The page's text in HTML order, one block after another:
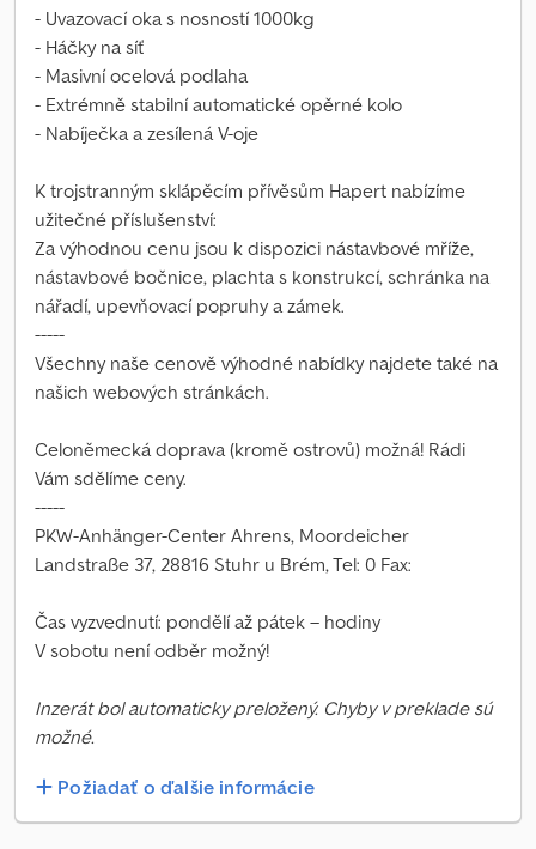
- Uvazovací oka s nosností 1000kg
- Háčky na síť
- Masivní ocelová podlaha
- Extrémně stabilní automatické opěrné kolo
- Nabíječka a zesílená V-oje
K trojstranným sklápěcím přívěsům Hapert nabízíme
užitečné příslušenství:
Za výhodnou cenu jsou k dispozici nástavbové mříže,
nástavbové bočnice, plachta s konstrukcí, schránka na
nářadí, upevňovací popruhy a zámek.
-----
Všechny naše cenově výhodné nabídky najdete také na
našich webových stránkách.
Celoněmecká doprava (kromě ostrovů) možná! Rádi
Vám sdělíme ceny.
-----
PKW-Anhänger-Center Ahrens, Moordeicher
Landstraße 37, 28816 Stuhr u Brém, Tel: 0 Fax:
Čas vyzvednutí: pondělí až pátek – hodiny
V sobotu není odběr možný!
Inzerát bol automaticky preložený. Chyby v preklade sú
možné.
Požiadať o ďalšie informácie